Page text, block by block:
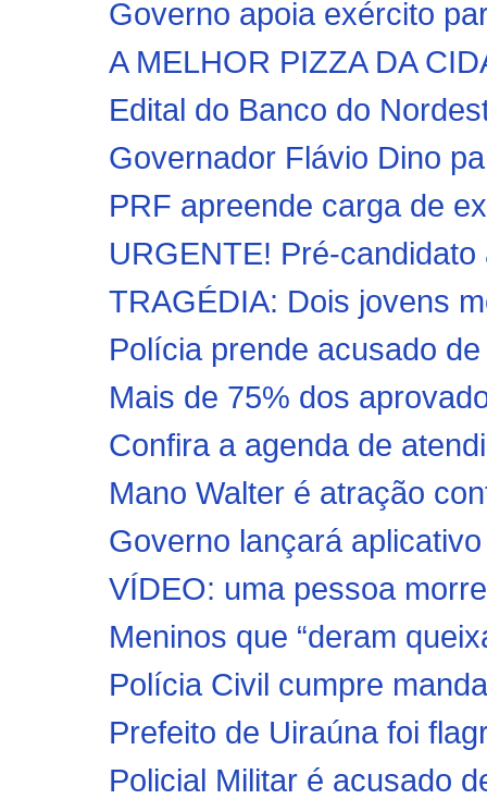
Governo apoia exército
A MELHOR PIZZA DA
Edital do Banco do
Governador Flávio Dino
PRF apreende carga de
URGENTE! Pré-
TRAGÉDIA: Dois jovens
Polícia prende acusado
Mais de 75% dos
Confira a agenda de
Mano Walter é atração
Governo lançará
VÍDEO: uma pessoa
Meninos que “deram
Polícia Civil cumpre
Prefeito de Uiraúna foi
Policial Militar é acusado